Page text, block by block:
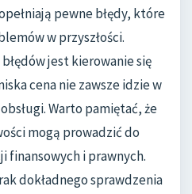
pewne błędy, które
w przyszłości.
jest kierowanie się
cena nie zawsze idzie w
Warto pamiętać, że
mogą prowadzić do
finansowych i prawnych.
dokładnego sprawdzenia